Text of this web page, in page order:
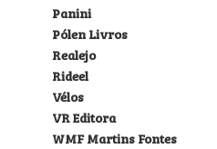
Panini
Pólen Livros
Realejo
Rideel
Vélos
VR Editora
WMF Martins Fontes